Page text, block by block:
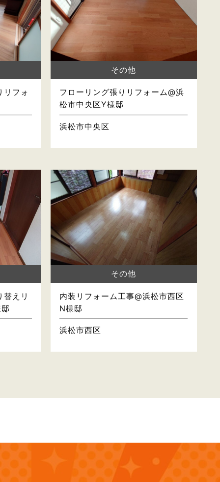
リフォ
その他
フローリング張りリフォーム@浜
松市中央区Y様邸
浜松市中央区
えリ
その他
内装リフォーム工事@浜松市西区
N様邸
浜松市西区